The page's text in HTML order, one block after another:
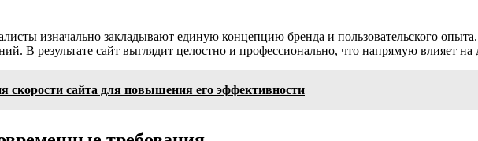
изначально закладывают единую концепцию бренда и пользовательского
В результате сайт выглядит целостно и профессионально, что напрямую влияет на
скорости сайта для повышения его эффективности